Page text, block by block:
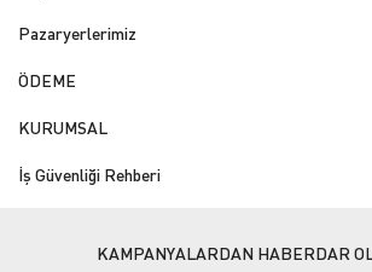
Pazaryerlerimiz
ÖDEME
KURUMSAL
İş Güvenliği Rehberi
KAMPANYALARDAN HABERDAR